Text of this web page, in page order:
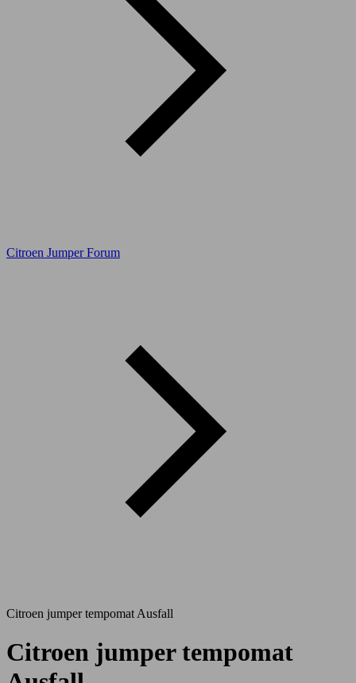
Citroen Jumper Forum
Citroen jumper tempomat Ausfall
Citroen jumper tempomat